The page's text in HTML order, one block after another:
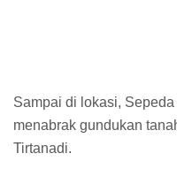
Sampai di lokasi,
menabrak gundukan
Tirtanadi.